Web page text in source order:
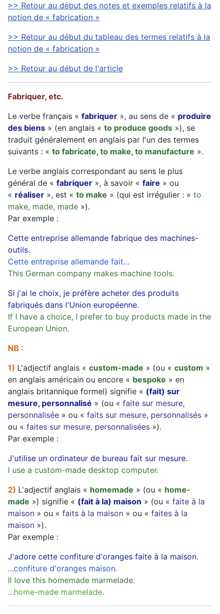
>> Retour au début des notes et exemples relatifs à la
notion de « fabrication »
>> Retour au début du tableau des termes relatifs à la
notion de « fabrication »
>> Retour au début de l'article
Fabriquer, etc.
Le verbe français « fabriquer », au sens de « produire
des biens » (en anglais « to produce goods »), se
traduit généralement en anglais par l'un des termes
suivants : « to fabricate, to make, to manufacture ».
Le verbe anglais correspondant au sens le plus
général de « fabriquer », à savoir « faire » ou
« réaliser », est « to make » (qui est irrégulier : « to
make, made, made »).
Par exemple :
Cette entreprise allemande fabrique des machines-
outils.
Cette entreprise allemande fait...
This German company makes machine tools.
Si j'ai le choix, je préfère acheter des produits
fabriqués dans l'Union européenne.
If I have a choice, I prefer to buy products made in the
European Union.
NB :
1) L'adjectif anglais « custom-made » (ou « custom »
en anglais américain ou encore « bespoke » en
anglais britannique formel) signifie « (fait) sur
mesure, personnalisé » (ou « faite sur mesure,
personnalisée » ou « faits sur mesure, personnalisés »
ou « faites sur mesure, personnalisées »).
Par exemple :
J'utilise un ordinateur de bureau fait sur mesure.
I use a custom-made desktop computer.
2) L'adjectif anglais « homemade » (ou « home-
made ») signifie « (fait à la) maison » (ou « faite à la
maison » ou « faits à la maison » ou « faites à la
maison »).
Par exemple :
J'adore cette confiture d'oranges faite à la maison.
...confiture d'oranges maison.
Il love this homemade marmelade.
...home-made marmelade.